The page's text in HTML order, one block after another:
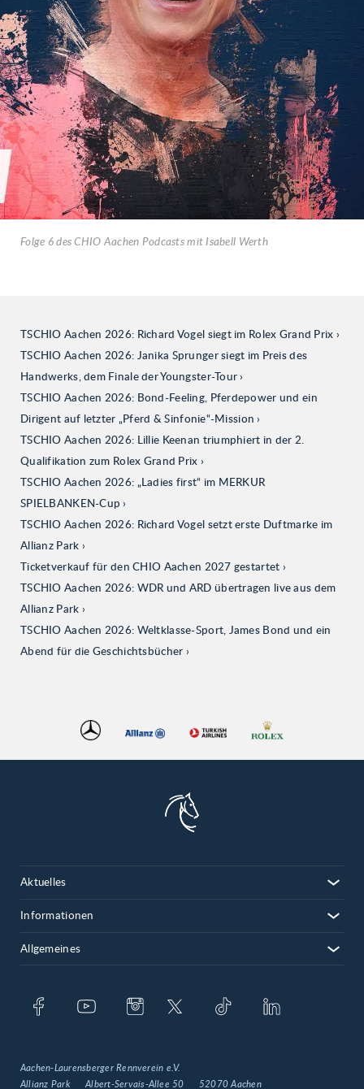
Folge 6 des CHIO Aachen Podcasts mit Isabell Werth
TSCHIO Aachen 2026: Richard Vogel siegt im Rolex Grand Prix
TSCHIO Aachen 2026: Janika Sprunger siegt im Preis des
Handwerks, dem Finale der Youngster-Tour
TSCHIO Aachen 2026: Bond-Feeling, Pferdepower und ein
Dirigent auf letzter „Pferd & Sinfonie“-Mission
TSCHIO Aachen 2026: Lillie Keenan triumphiert in der 2.
Qualifikation zum Rolex Grand Prix
TSCHIO Aachen 2026: „Ladies first“ im MERKUR
SPIELBANKEN-Cup
TSCHIO Aachen 2026: Richard Vogel setzt erste Duftmarke im
Allianz Park
Ticketverkauf für den CHIO Aachen 2027 gestartet
TSCHIO Aachen 2026: WDR und ARD übertragen live aus dem
Allianz Park
TSCHIO Aachen 2026: Weltklasse-Sport, James Bond und ein
Abend für die Geschichtsbücher
Aktuelles
Informationen
Allgemeines
Aachen-Laurensberger Rennverein e.V.
Allianz Park
Albert-Servais-Allee 50 52070 Aachen